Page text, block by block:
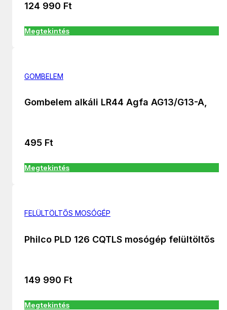
124 990 Ft
Megtekintés
GOMBELEM
Gombelem alkáli LR44 Agfa AG13/G13-A,
495 Ft
Megtekintés
FELÜLTÖLTŐS MOSÓGÉP
Philco PLD 126 CQTLS mosógép felültöltős
149 990 Ft
Megtekintés